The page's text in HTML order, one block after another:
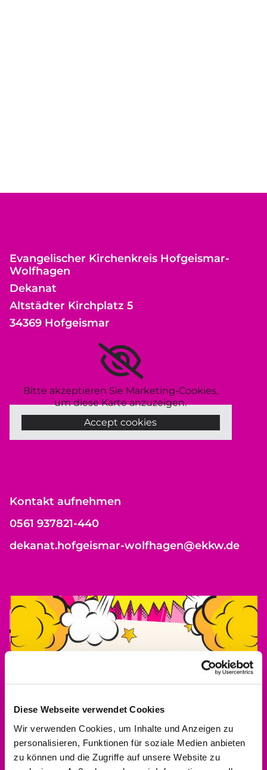
Diese Webseite verwendet Cookies
Wir verwenden Cookies, um Inhalte und Anzeigen zu
personalisieren, Funktionen für soziale Medien anbieten
zu können und die Zugriffe auf unsere Website zu
Evangelischer Kirchenkreis Hofgeismar-
Wolfhagen
Dekanat
Altstädter Kirchplatz 5
34369 Hofgeismar
Bitte akzeptieren Sie Marketing-Cookies,
um diese Karte anzuzeigen.
Accept cookies
Kontakt aufnehmen
0561 937821-440
dekanat.hofgeismar-wolfhagen@ekkw.de